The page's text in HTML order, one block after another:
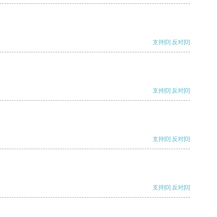
支持[0] 反对[0]
支持[0] 反对[0]
支持[0] 反对[0]
支持[0] 反对[0]